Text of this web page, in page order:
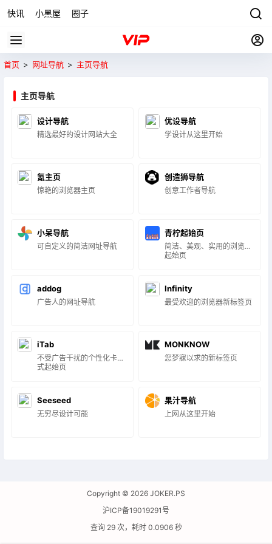
快讯 小黑屋 圈子
首页 > 网址导航 > 主页导航
主页导航
设计导航
精选最好的设计网站大全
优设导航
学设计从这里开始
氪主页
惊艳的浏览器主页
创造狮导航
创意工作者导航
小呆导航
可自定义的简洁网址导航
青柠起始页
简洁、美观、实用的浏览器
起始页
addog
广告人的网址导航
Infinity
最受欢迎的浏览器新标签页
iTab
不受广告干扰的个性化卡片
式起始页
MONKNOW
您梦寐以求的新标签页
Seeseed
无穷尽设计可能
果汁导航
上网从这里开始
Copyright © 2026 JOKER.PS
沪ICP备19019291号
查询 29 次，耗时 0.0906 秒